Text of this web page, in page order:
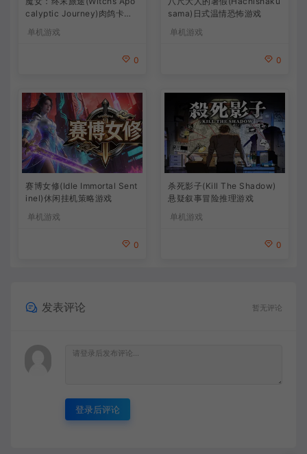
calyptic Journey)肉鸽卡牌
单机游戏
0
sama)日式温情恐怖游戏
单机游戏
0
赛博女修(Idle Immortal Sent
inel)休闲挂机策略游戏
单机游戏
0
杀死影子(Kill The Shadow)
悬疑叙事冒险推理游戏
单机游戏
0
发表评论 暂无评论
登录后评论